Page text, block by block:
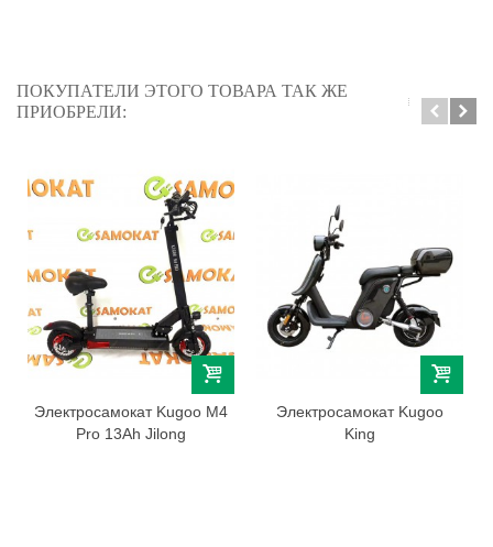
ПОКУПАТЕЛИ ЭТОГО ТОВАРА ТАК ЖЕ
ПРИОБРЕЛИ:
Электросамокат Kugoo M4
Pro 13Ah Jilong
Электросамокат Kugoo
King